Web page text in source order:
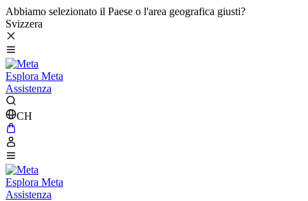
Abbiamo selezionato il Paese o l'area geografica giusti?
Svizzera
Esplora Meta
Assistenza
CH
Esplora Meta
Assistenza